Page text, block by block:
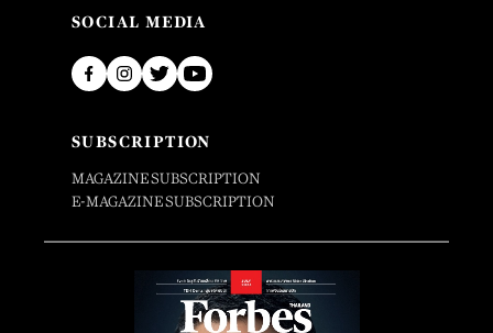
SOCIAL MEDIA
SUBSCRIPTION
MAGAZINE SUBSCRIPTION
E-MAGAZINE SUBSCRIPTION